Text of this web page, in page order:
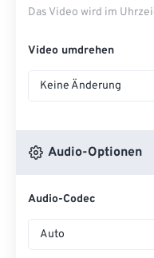
Das Video wird im
Video umdrehen
Keine Änderung
Audio-Optionen
Audio-Codec
Auto